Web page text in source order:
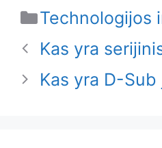
Categories
Technologijos
Kas yra
Kas yra D-